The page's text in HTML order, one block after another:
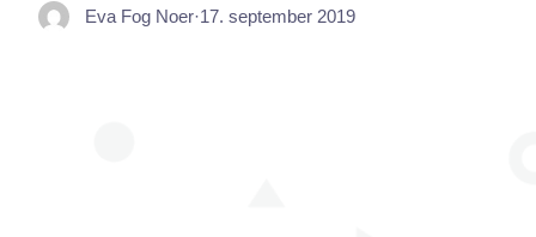
Eva Fog Noer·17. september 2019